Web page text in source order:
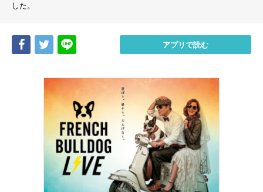
した。
Share Tweet アプリで読む